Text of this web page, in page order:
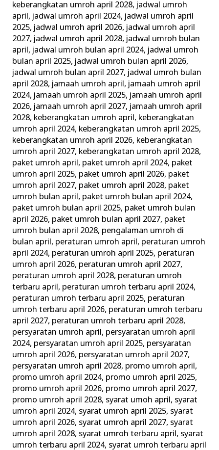
keberangkatan umroh april 2028, jadwal umroh
april, jadwal umroh april 2024, jadwal umroh april
2025, jadwal umroh april 2026, jadwal umroh april
2027, jadwal umroh april 2028, jadwal umroh bulan
april, jadwal umroh bulan april 2024, jadwal umroh
bulan april 2025, jadwal umroh bulan april 2026,
jadwal umroh bulan april 2027, jadwal umroh bulan
april 2028, jamaah umroh april, jamaah umroh april
2024, jamaah umroh april 2025, jamaah umroh april
2026, jamaah umroh april 2027, jamaah umroh april
2028, keberangkatan umroh april, keberangkatan
umroh april 2024, keberangkatan umroh april 2025,
keberangkatan umroh april 2026, keberangkatan
umroh april 2027, keberangkatan umroh april 2028,
paket umroh april, paket umroh april 2024, paket
umroh april 2025, paket umroh april 2026, paket
umroh april 2027, paket umroh april 2028, paket
umroh bulan april, paket umroh bulan april 2024,
paket umroh bulan april 2025, paket umroh bulan
april 2026, paket umroh bulan april 2027, paket
umroh bulan april 2028, pengalaman umroh di
bulan april, peraturan umroh april, peraturan umroh
april 2024, peraturan umroh april 2025, peraturan
umroh april 2026, peraturan umroh april 2027,
peraturan umroh april 2028, peraturan umroh
terbaru april, peraturan umroh terbaru april 2024,
peraturan umroh terbaru april 2025, peraturan
umroh terbaru april 2026, peraturan umroh terbaru
april 2027, peraturan umroh terbaru april 2028,
persyaratan umroh april, persyaratan umroh april
2024, persyaratan umroh april 2025, persyaratan
umroh april 2026, persyaratan umroh april 2027,
persyaratan umroh april 2028, promo umroh april,
promo umroh april 2024, promo umroh april 2025,
promo umroh april 2026, promo umroh april 2027,
promo umroh april 2028, syarat umoh april, syarat
umroh april 2024, syarat umroh april 2025, syarat
umroh april 2026, syarat umroh april 2027, syarat
umroh april 2028, syarat umroh terbaru april, syarat
umroh terbaru april 2024, syarat umroh terbaru april